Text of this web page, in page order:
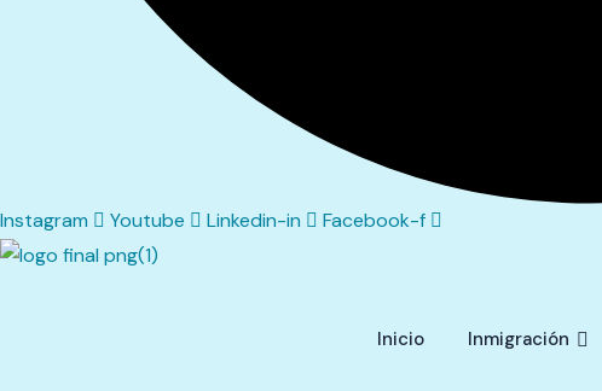
Instagram Youtube Linkedin-in Facebook-f
Inicio Inmigración